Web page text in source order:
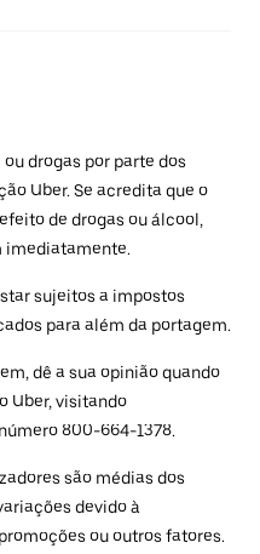
drogas por parte dos
Uber. Se acredita que o
de drogas ou álcool,
imediatamente.
sujeitos a impostos
para além da portagem.
dê a sua opinião quando
Uber, visitando
800-664-1378.
são médias dos
devido à
ou outros fatores.